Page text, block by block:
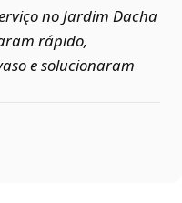
no Jardim Dacha
rápido,
e solucionaram